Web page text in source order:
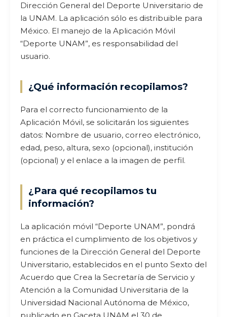
Dirección General del Deporte Universitario de
la UNAM. La aplicación sólo es distribuible para
México. El manejo de la Aplicación Móvil
“Deporte UNAM”, es responsabilidad del
usuario.
¿Qué información recopilamos?
Para el correcto funcionamiento de la
Aplicación Móvil, se solicitarán los siguientes
datos: Nombre de usuario, correo electrónico,
edad, peso, altura, sexo (opcional), institución
(opcional) y el enlace a la imagen de perfil.
¿Para qué recopilamos tu
información?
La aplicación móvil “Deporte UNAM”, pondrá
en práctica el cumplimiento de los objetivos y
funciones de la Dirección General del Deporte
Universitario, establecidos en el punto Sexto del
Acuerdo que Crea la Secretaría de Servicio y
Atención a la Comunidad Universitaria de la
Universidad Nacional Autónoma de México,